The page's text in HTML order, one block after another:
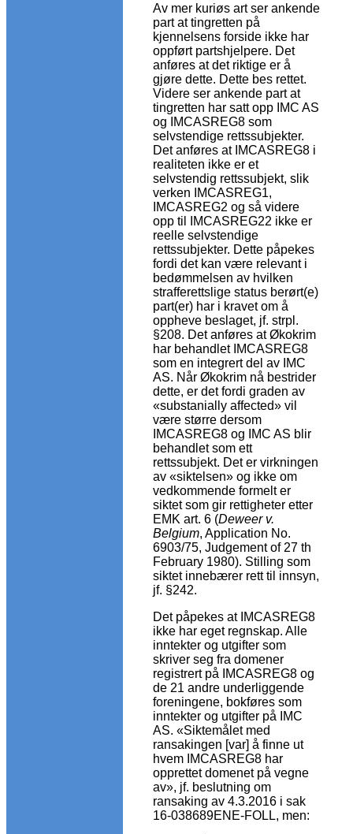
Av mer kuriøs art ser ankende
part at tingretten på
kjennelsens forside ikke har
oppført partshjelpere. Det
anføres at det riktige er å
gjøre dette. Dette bes rettet.
Videre ser ankende part at
tingretten har satt opp IMC AS
og IMCASREG8 som
selvstendige rettssubjekter.
Det anføres at IMCASREG8 i
realiteten ikke er et
selvstendig rettssubjekt, slik
verken IMCASREG1,
IMCASREG2 og så videre
opp til IMCASREG22 ikke er
reelle selvstendige
rettssubjekter. Dette påpekes
fordi det kan være relevant i
bedømmelsen av hvilken
strafferettslige status berørt(e)
part(er) har i kravet om å
oppheve beslaget, jf. strpl.
§208. Det anføres at Økokrim
har behandlet IMCASREG8
som en integrert del av IMC
AS. Når Økokrim nå bestrider
dette, er det fordi graden av
«substanially affected» vil
være større dersom
IMCASREG8 og IMC AS blir
behandlet som ett
rettssubjekt. Det er virkningen
av «siktelsen» og ikke om
vedkommende formelt er
siktet som gir rettigheter etter
EMK art. 6 (Deweer v.
Belgium, Application No.
6903/75, Judgement of 27 th
February 1980). Stilling som
siktet innebærer rett til innsyn,
jf. §242.
Det påpekes at IMCASREG8
ikke har eget regnskap. Alle
inntekter og utgifter som
skriver seg fra domener
registrert på IMCASREG8 og
de 21 andre underliggende
foreningene, bokføres som
inntekter og utgifter på IMC
AS. «Siktemålet med
ransakingen [var] å finne ut
hvem IMCASREG8 har
opprettet domenet på vegne
av», jf. beslutning om
ransaking av 4.3.2016 i sak
16-038689ENE-FOLL, men: